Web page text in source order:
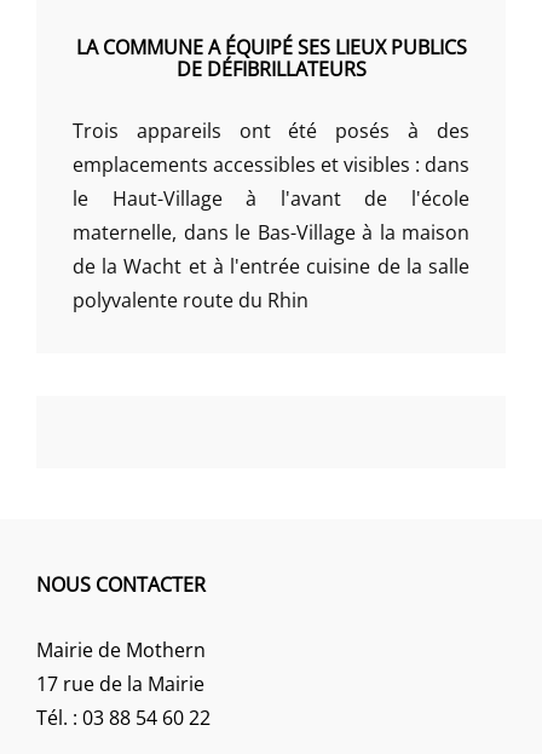
LA COMMUNE A ÉQUIPÉ SES LIEUX PUBLICS
DE DÉFIBRILLATEURS
Trois appareils ont été posés à des
emplacements accessibles et visibles : dans
le Haut-Village à l'avant de l'école
maternelle, dans le Bas-Village à la maison
de la Wacht et à l'entrée cuisine de la salle
polyvalente route du Rhin
NOUS CONTACTER
Mairie de Mothern
17 rue de la Mairie
Tél. : 03 88 54 60 22